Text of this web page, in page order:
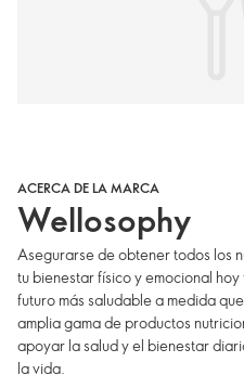
ACERCA DE LA MARCA
Wellosophy
Asegurarse de obtener todos los
tu bienestar físico y emocional
futuro más saludable a medida
amplia gama de productos
apoyar la salud y el bienestar
la vida.